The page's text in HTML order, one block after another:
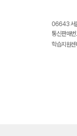
06643 서
통신판매
학습지원